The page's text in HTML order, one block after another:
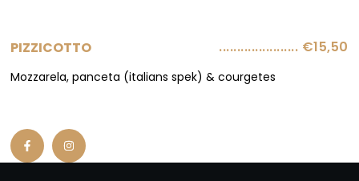
PIZZICOTTO ...................... €15,50
Mozzarela, panceta (italians spek) & courgetes